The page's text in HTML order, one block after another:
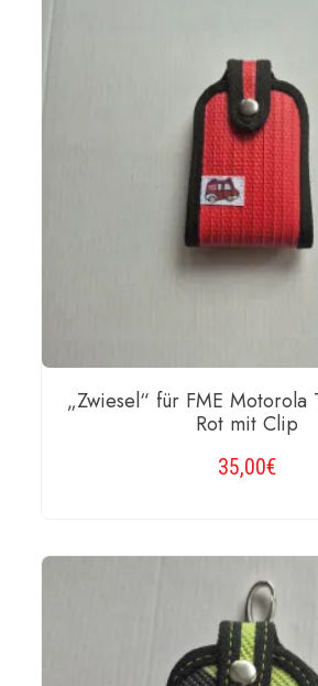
„Zwiesel“ für FME
Rot mit Clip
35,00€
WEITERLESEN